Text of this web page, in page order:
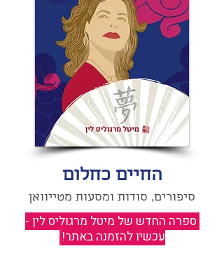
החיים כחלום
סיפורים, סודות ומסעות מטייוואן
ספרה החדש של מיטל מרגוליס לין -
עכשיו להזמנה באתר!